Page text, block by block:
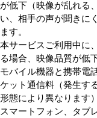
が低下（映像が乱れる
い、相手の声が聞きに
ます。
本サービスご利用中に
る場合、映像品質が低
モバイル機器と携帯電
ケット通信料（発生す
形態により異なります
スマートフォン、タブ